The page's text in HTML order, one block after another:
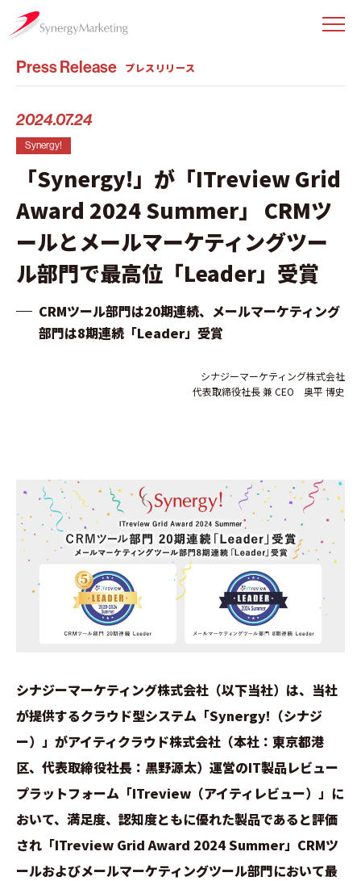
Press Release プレスリリース
「Synergy!」が「ITreview Grid
Award 2024 Summer」 CRMツ
ールとメールマーケティングツー
ル部門で最高位「Leader」受賞
CRMツール部門は20期連続、メールマーケティング
部門は8期連続「Leader」受賞
2024.07.24
Synergy!
シナジーマーケティング株式会社
代表取締役社長 兼 CEO 奥平 博史
シナジーマーケティング株式会社（以下当社）は、当社
が提供するクラウド型システム「Synergy!（シナジ
ー）」がアイティクラウド株式会社（本社：東京都港
区、代表取締役社長：黒野源太）運営のIT製品レビュー
プラットフォーム「ITreview（アイティレビュー）」に
おいて、満足度、認知度ともに優れた製品であると評価
され「ITreview Grid Award 2024 Summer」CRMツ
ールおよびメールマーケティングツール部門において最